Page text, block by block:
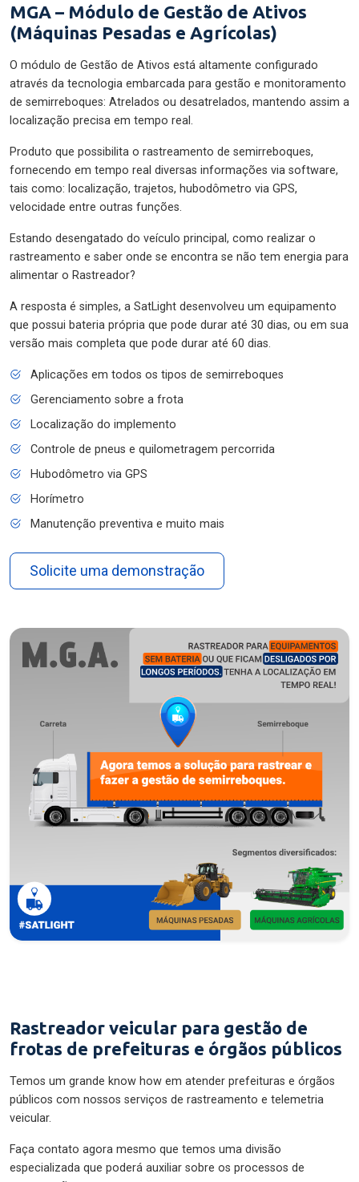
MGA – Módulo de Gestão de Ativos
(Máquinas Pesadas e Agrícolas)
O módulo de Gestão de Ativos está altamente configurado
através da tecnologia embarcada para gestão e monitoramento
de semirreboques: Atrelados ou desatrelados, mantendo assim a
localização precisa em tempo real.
Produto que possibilita o rastreamento de semirreboques,
fornecendo em tempo real diversas informações via software,
tais como: localização, trajetos, hubodômetro via GPS,
velocidade entre outras funções.
Estando desengatado do veículo principal, como realizar o
rastreamento e saber onde se encontra se não tem energia para
alimentar o Rastreador?
A resposta é simples, a SatLight desenvolveu um equipamento
que possui bateria própria que pode durar até 30 dias, ou em sua
versão mais completa que pode durar até 60 dias.
Aplicações em todos os tipos de semirreboques
Gerenciamento sobre a frota
Localização do implemento
Controle de pneus e quilometragem percorrida
Hubodômetro via GPS
Horímetro
Manutenção preventiva e muito mais
Solicite uma demonstração
Rastreador veicular para gestão de
frotas de prefeituras e órgãos públicos
Temos um grande know how em atender prefeituras e órgãos
públicos com nossos serviços de rastreamento e telemetria
veicular.
Faça contato agora mesmo que temos uma divisão
especializada que poderá auxiliar sobre os processos de